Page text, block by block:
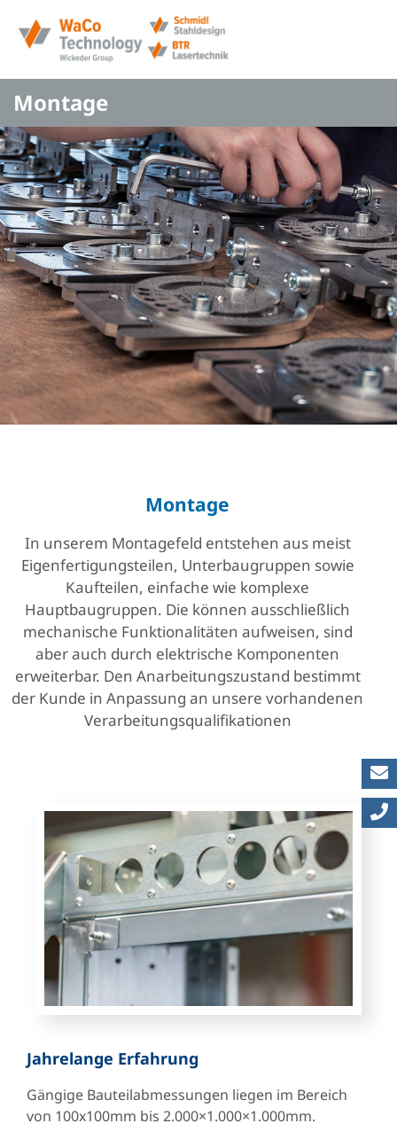
Montage
Montage
In unserem Montagefeld entstehen aus meist
Eigenfertigungsteilen, Unterbaugruppen sowie
Kaufteilen, einfache wie komplexe
Hauptbaugruppen. Die können ausschließlich
mechanische Funktionalitäten aufweisen, sind
aber auch durch elektrische Komponenten
erweiterbar. Den Anarbeitungszustand bestimmt
der Kunde in Anpassung an unsere vorhandenen
Verarbeitungsqualifikationen
Jahrelange Erfahrung
Gängige Bauteilabmessungen liegen im Bereich
von 100x100mm bis 2.000×1.000×1.000mm.